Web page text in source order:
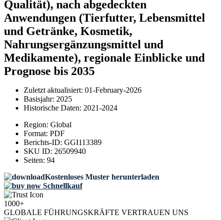
Qualität), nach abgedeckten
Anwendungen (Tierfutter, Lebensmittel
und Getränke, Kosmetik,
Nahrungsergänzungsmittel und
Medikamente), regionale Einblicke und
Prognose bis 2035
Zuletzt aktualisiert: 01-February-2026
Basisjahr: 2025
Historische Daten: 2021-2024
Region: Global
Format: PDF
Berichts-ID: GGI113389
SKU ID: 26509940
Seiten: 94
Kostenloses Muster herunterladen
Schnellkauf
1000+
GLOBALE FÜHRUNGSKRÄFTE VERTRAUEN UNS